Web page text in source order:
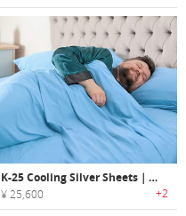
K-25 Cooling Silver Sheets｜快眠サポート！ひんやりクーリングベッドシーツ
¥ 25,600 +2